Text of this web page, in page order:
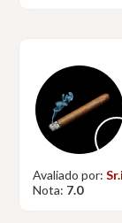
Avaliado por:
Nota: 7.0